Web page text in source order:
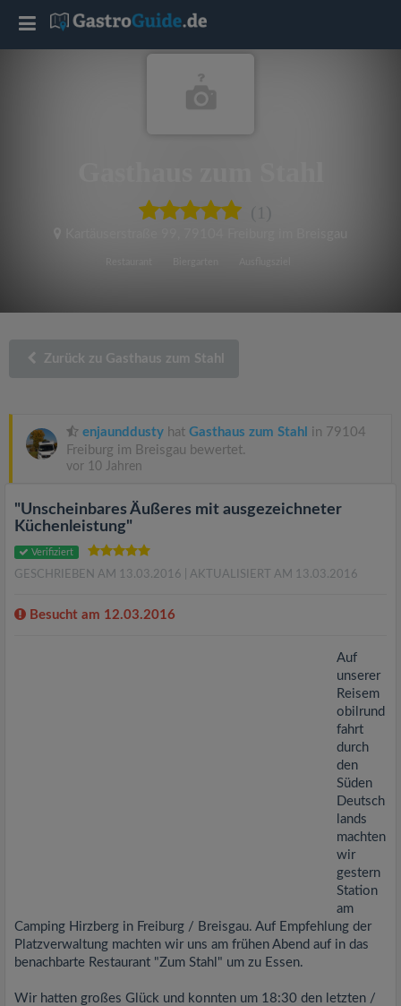
(1)
Zurück zu Gasthaus zum Stahl
enjaunddusty hat Gasthaus zum Stahl in 79104
Freiburg im Breisgau bewertet.
vor 10 Jahren
"Unscheinbares Äußeres mit ausgezeichneter
Küchenleistung"
Verifiziert
GESCHRIEBEN AM 13.03.2016 | AKTUALISIERT AM 13.03.2016
Besucht am 12.03.2016
Auf
unserer
Reisem
obilrund
fahrt
durch
den
Süden
Deutsch
lands
machten
wir
gestern
Station
am
Camping Hirzberg in Freiburg / Breisgau. Auf Empfehlung der
Platzverwaltung machten wir uns am frühen Abend auf in das
benachbarte Restaurant "Zum Stahl" um zu Essen.
Wir hatten großes Glück und konnten um 18:30 den letzten /
T
i
a